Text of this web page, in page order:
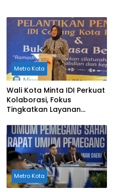
Metro Kota
Wali Kota Minta IDI Perkuat
Kolaborasi, Fokus
Tingkatkan Layanan
Metro Kota